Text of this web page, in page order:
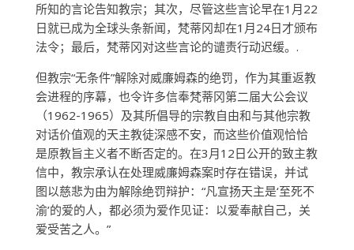
所知的言论告知教宗；其次，尽管这些言论早在1月22
日就已成为全球头条新闻，梵蒂冈却在1月24日才颁布
法令；最后，梵蒂冈对这些言论的谴责行动迟缓。.
但教宗“无条件”解除对威廉姆森的绝罚，作为其重返教
会进程的序幕，也令许多信奉梵蒂冈第二届大公会议
（1962-1965）及其所倡导的宗教自由和与其他宗教
对话价值观的天主教徒深感不安，而这些价值观恰恰
是原教旨主义者不断否定的。在3月12日公开的致主教
信中，教宗承认在处理威廉姆森案时存在错误，并试
图以慈悲为由为解除绝罚辩护：“凡宣扬天主是‘至死不
渝’的爱的人，都必须为爱作见证：以爱奉献自己，关
爱受苦之人。”